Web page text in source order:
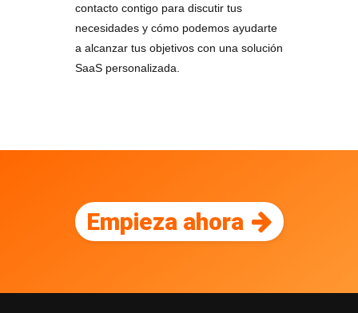
contacto contigo para discutir tus
necesidades y cómo podemos ayudarte
a alcanzar tus objetivos con una solución
SaaS personalizada.
Empieza ahora